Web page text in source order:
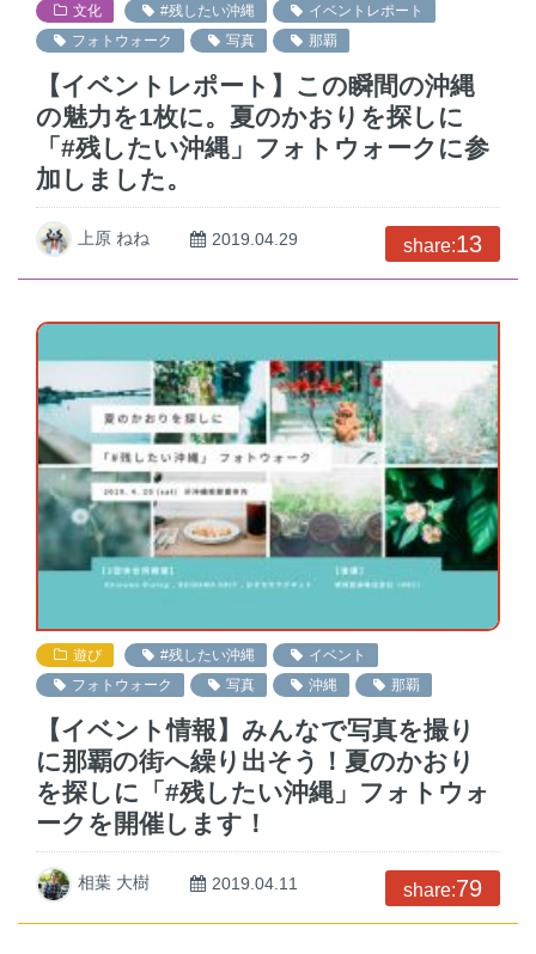
文化 #残したい沖縄
イベントレポート
フォトウォーク
写真 那覇
【イベントレポート】この瞬間の沖縄
の魅力を1枚に。夏のかおりを探しに
「#残したい沖縄」フォトウォークに参
加しました。
上原 ねね 2019.04.29 share:13
遊び #残したい沖縄
イベント
フォトウォーク
写真 沖縄 那覇
【イベント情報】みんなで写真を撮り
に那覇の街へ繰り出そう！夏のかおり
を探しに「#残したい沖縄」フォトウォ
ークを開催します！
相葉 大樹 2019.04.11 share:79